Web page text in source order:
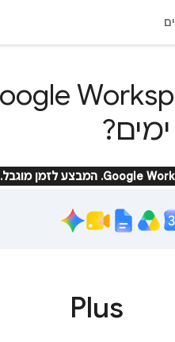
ימים?
Plus